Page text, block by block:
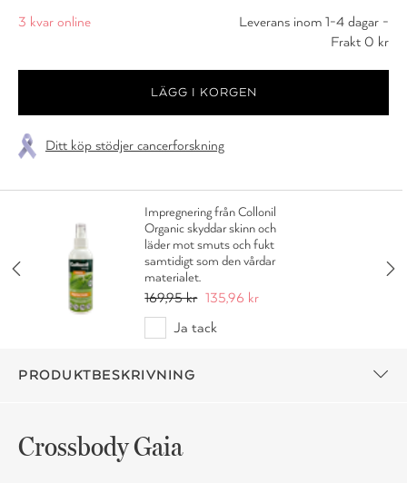
3 kvar online
Leverans inom 1-4 dagar -
Frakt 0 kr
Ditt köp stödjer cancerforskning
Impregnering från Collonil
Organic skyddar skinn och
läder mot smuts och fukt
samtidigt som den vårdar
materialet.
169,95 kr 135,96 kr
Ja tack
PRODUKTBESKRIVNING
Crossbody Gaia